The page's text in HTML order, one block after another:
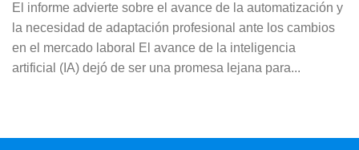
El informe advierte sobre el avance de la automatización y
la necesidad de adaptación profesional ante los cambios
en el mercado laboral El avance de la inteligencia
artificial (IA) dejó de ser una promesa lejana para...